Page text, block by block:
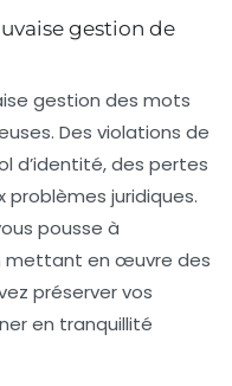
gestion de
gestion des mots
Des violations de
d’identité, des pertes
problèmes juridiques.
pousse à
mettant en œuvre des
préserver vos
en tranquillité